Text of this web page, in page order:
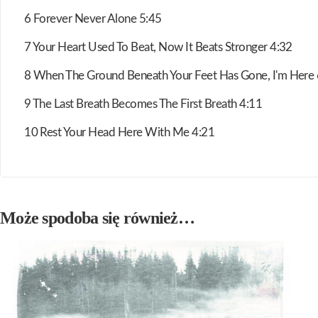
6 Forever Never Alone 5:45
7 Your Heart Used To Beat, Now It Beats Stronger 4:32
8 When The Ground Beneath Your Feet Has Gone, I'm Here
9 The Last Breath Becomes The First Breath 4:11
10 Rest Your Head Here With Me 4:21
Może spodoba się również…